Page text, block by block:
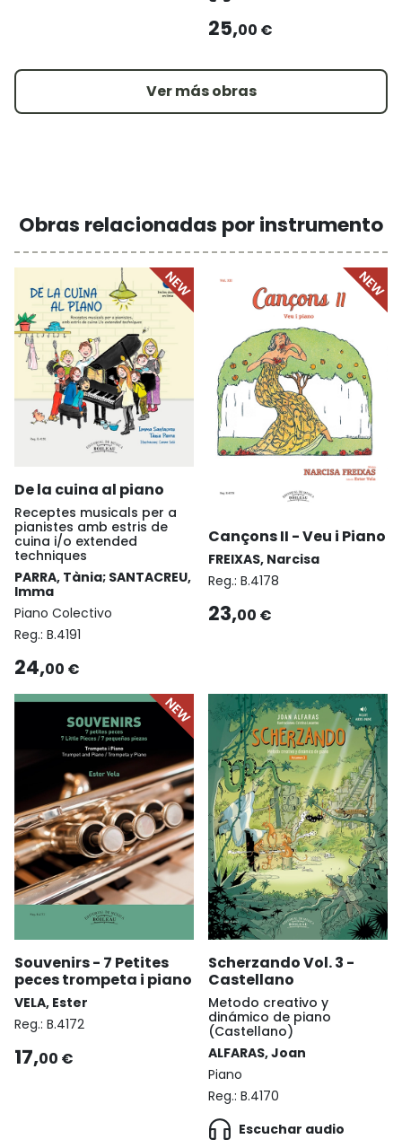
25,00 €
Ver más obras
Obras relacionadas por instrumento
De la cuina al piano
Receptes musicals per a
pianistes amb estris de
cuina i/o extended
techniques
PARRA, Tània; SANTACREU,
Imma
Piano Colectivo
Reg.: B.4191
24,00 €
Cançons II - Veu i Piano
FREIXAS, Narcisa
Reg.: B.4178
23,00 €
Souvenirs - 7 Petites
peces trompeta i piano
VELA, Ester
Reg.: B.4172
17,00 €
Scherzando Vol. 3 -
Castellano
Metodo creativo y
dinámico de piano
(Castellano)
ALFARAS, Joan
Piano
Reg.: B.4170
Escuchar audio